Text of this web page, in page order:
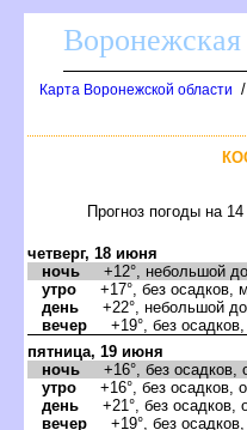
оронежская
Карта Воронежской области /
Прогноз погоды на
четверг, 18 июня
ночь +12°, небольшой
утро +17°, без осадков,
день +22°, небольшой
ечер +19°, без осадков,
пятница, 19 июня
ночь +16°, без осадков,
утро +16°, без осадков,
день +21°, без осадков,
ечер +19°, без осадков,